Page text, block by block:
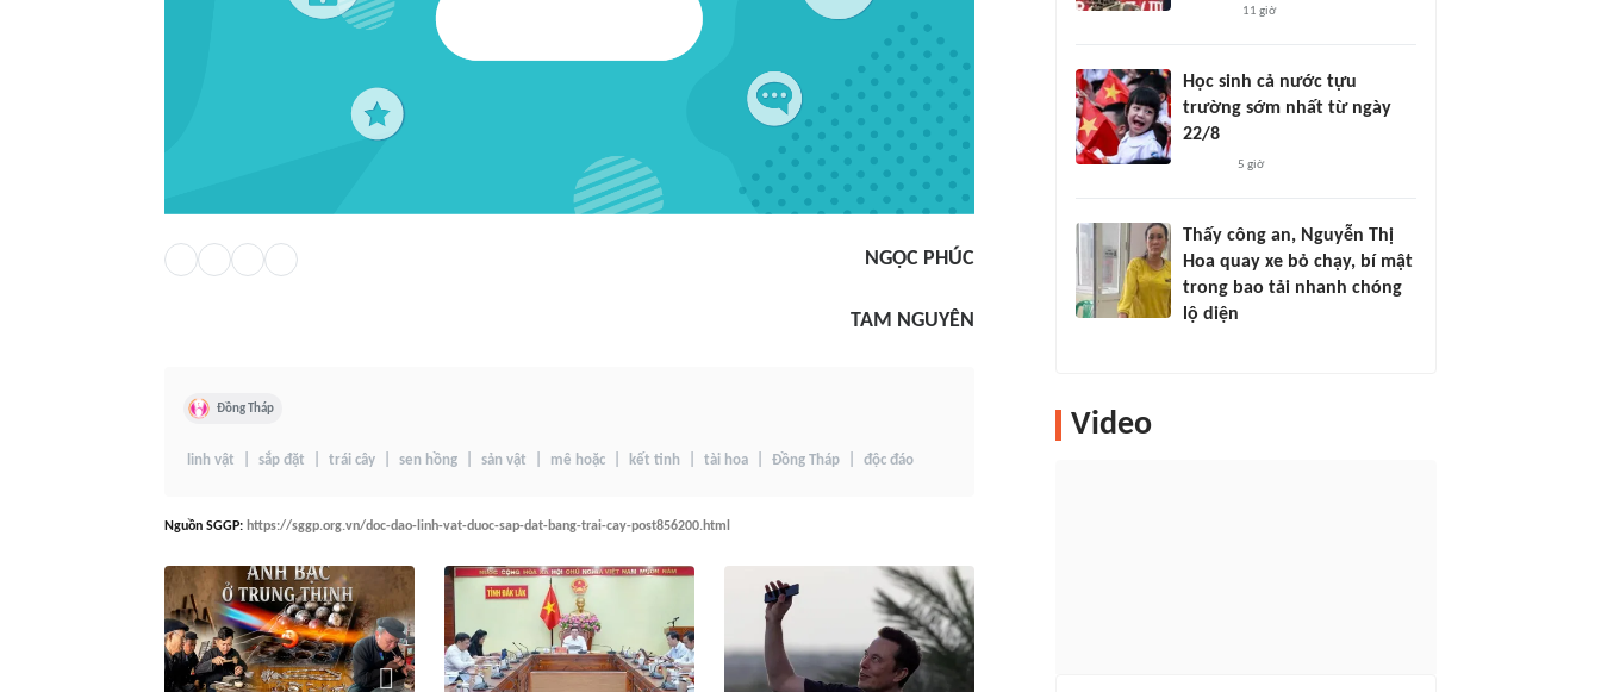
NGỌC PHÚC
TAM NGUYÊN
Đồng Tháp
linh vật sắp đặt trái cây sen hồng sản vật mê hoặc kết tinh tài hoa Đồng Tháp độc đáo
Nguồn SGGP: https://sggp.org.vn/doc-dao-linh-vat-duoc-sap-dat-bang-trai-cay-post856200.html
11 giờ
Học sinh cả nước tựu
trường sớm nhất từ ngày
22/8
5 giờ
Thấy công an, Nguyễn Thị
Hoa quay xe bỏ chạy, bí mật
trong bao tải nhanh chóng
lộ diện
Video